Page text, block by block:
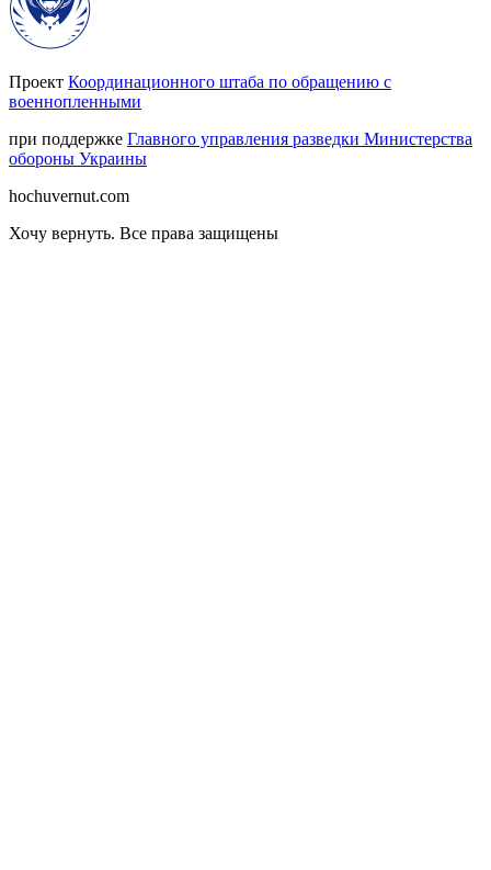
Проект Координационного штаба по обращению с
военнопленными
при поддержке Главного управления разведки Министерства
обороны Украины
hochuvernut.com
Хочу вернуть. Все права защищены